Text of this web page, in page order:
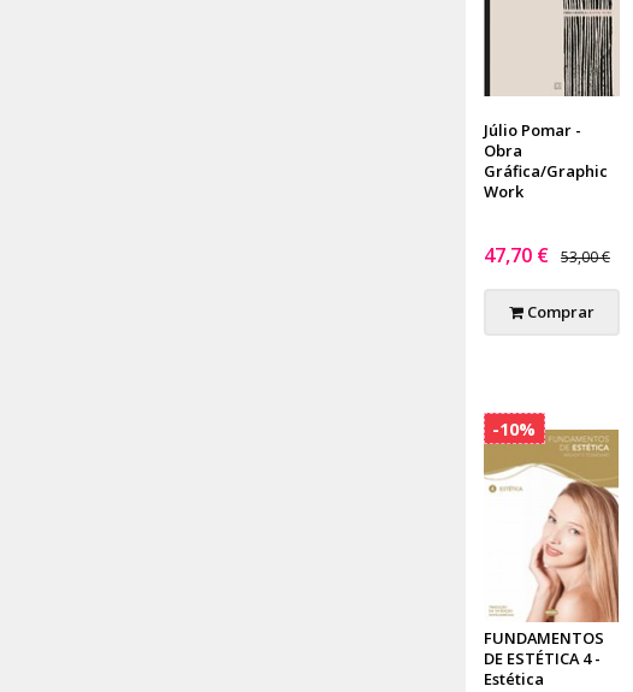
Júlio Pomar -
Obra
Gráfica/Graphic
Work
47,70 € 53,00 €
Comprar
FUNDAMENTOS
DE ESTÉTICA 4 -
Estética
-10%